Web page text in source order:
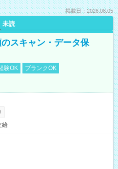
掲載日：2026.08.05
未読
のスキャン・データ保
験OK
ブランクOK
給